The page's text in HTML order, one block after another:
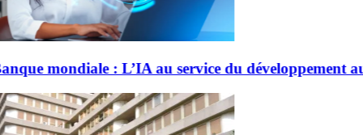
développement au Togo